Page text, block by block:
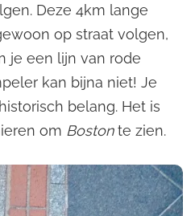
Deze 4km lange
op straat volgen,
je een lijn van rode
kan bijna niet! Je
belang. Het is
om Bostonte zien.